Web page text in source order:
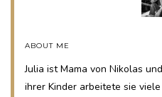
ABOUT ME
Julia ist Mama von Nikolas
ihrer Kinder arbeitete sie